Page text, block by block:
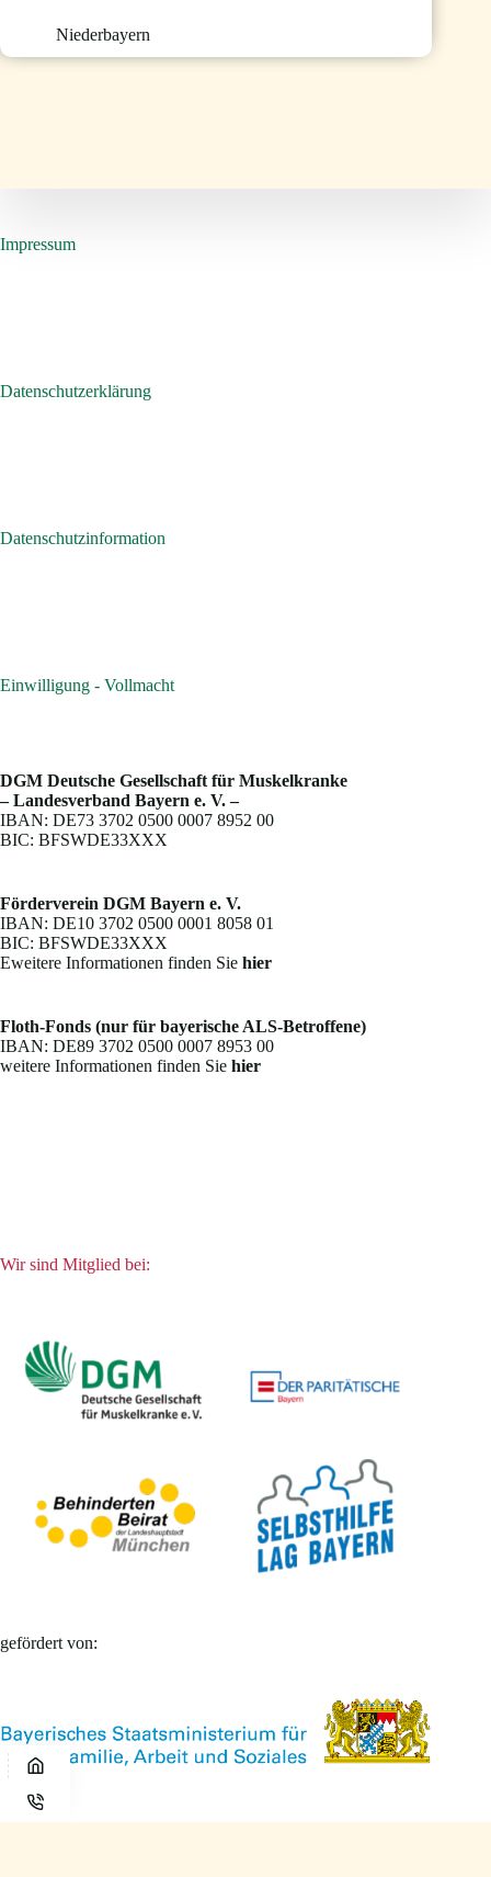
Niederbayern
Impressum
Datenschutzerklärung
Datenschutzinformation
Einwilligung - Vollmacht
DGM Deutsche Gesellschaft für Muskelkranke
– Landesverband Bayern e. V. –
IBAN: DE73 3702 0500 0007 8952 00
BIC: BFSWDE33XXX
Förderverein DGM Bayern e. V.
IBAN: DE10 3702 0500 0001 8058 01
BIC: BFSWDE33XXX
Eweitere Informationen finden Sie hier
Floth-Fonds (nur für bayerische ALS-Betroffene)
IBAN: DE89 3702 0500 0007 8953 00
weitere Informationen finden Sie hier
Wir sind Mitglied bei:
gefördert von: